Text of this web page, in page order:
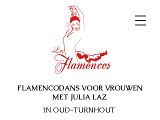
FLAMENCODANS VOOR VROUWEN
MET JULIA LAZ
IN OUD-TURNHOUT